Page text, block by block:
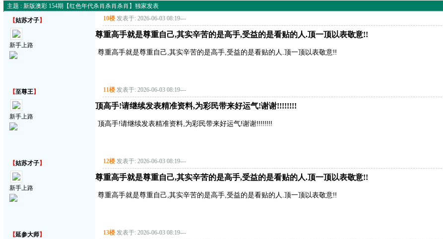
主题 : 新版澳彩 154期【红色年代杀肖杀肖杀肖】独家发表
【姑苏才子】
新手上路
10楼 发表于: 2026-06-03 08:19---
尊重高手就是尊重自己,其实辛苦的是高手,受益的是看贴的人.顶一顶以表敬意!!
尊重高手就是尊重自己,其实辛苦的是高手,受益的是看贴的人.顶一顶以表敬意!!
【至尊王】
新手上路
11楼 发表于: 2026-06-03 08:19---
顶高手!请继续发表精准资料,为彩民带来好运气!谢谢!!!!!!!!
顶高手!请继续发表精准资料,为彩民带来好运气!谢谢!!!!!!!!
【姑苏才子】
新手上路
12楼 发表于: 2026-06-03 08:19---
尊重高手就是尊重自己,其实辛苦的是高手,受益的是看贴的人.顶一顶以表敬意!!
尊重高手就是尊重自己,其实辛苦的是高手,受益的是看贴的人.顶一顶以表敬意!!
【延参大师】 13楼 发表于: 2026-06-03 08:19---